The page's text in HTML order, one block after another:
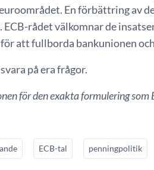
En förbättring av
rådet välkomnar de
att fullborda bankunionen
på era frågor.
för den exakta formulering
ECB-tal penningpolitik